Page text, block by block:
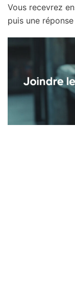
Vous recevrez
puis une